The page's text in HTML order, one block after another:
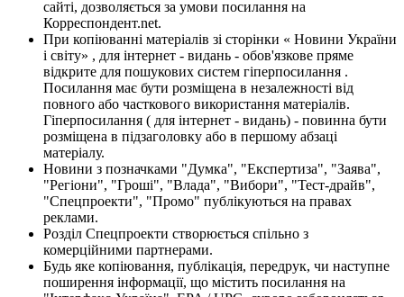
сайті, дозволяється за умови посилання на
Корреспондент.net.
При копіюванні матеріалів зі сторінки « Новини України
і світу» , для інтернет - видань - обов'язкове пряме
відкрите для пошукових систем гіперпосилання .
Посилання має бути розміщена в незалежності від
повного або часткового використання матеріалів.
Гіперпосилання ( для інтернет - видань) - повинна бути
розміщена в підзаголовку або в першому абзаці
матеріалу.
Новини з позначками "Думка", "Експертиза", "Заява",
"Регіони", "Гроші", "Влада", "Вибори", "Тест-драйв",
"Спецпроекти", "Промо" публікуються на правах
реклами.
Розділ Спецпроекти створюється спільно з
комерційними партнерами.
Будь яке копіювання, публікація, передрук, чи наступне
поширення інформації, що містить посилання на